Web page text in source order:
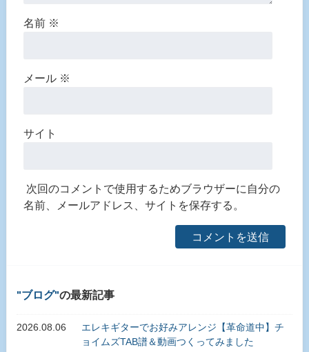
名前 ※
メール ※
サイト
次回のコメントで使用するためブラウザーに自分の
名前、メールアドレス、サイトを保存する。
ブログ の最新記事
2026.08.06
エレキギターでお好みアレンジ【革命道中】チ
ョイムズTAB譜＆動画つくってみました